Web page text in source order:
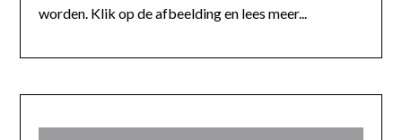
worden. Klik op de afbeelding en lees meer...